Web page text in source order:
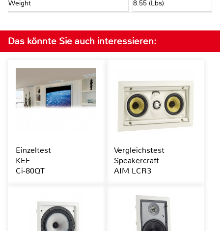
Weight 8.55 (Lbs)
Das könnte Sie auch interessieren:
Einzeltest
KEF
Ci-80QT
Vergleichstest
Speakercraft
AIM LCR3